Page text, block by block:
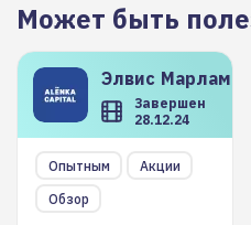
Может быть
Элвис Марламов
Завершен
28.12.24
Опытным
Акции
Обзор